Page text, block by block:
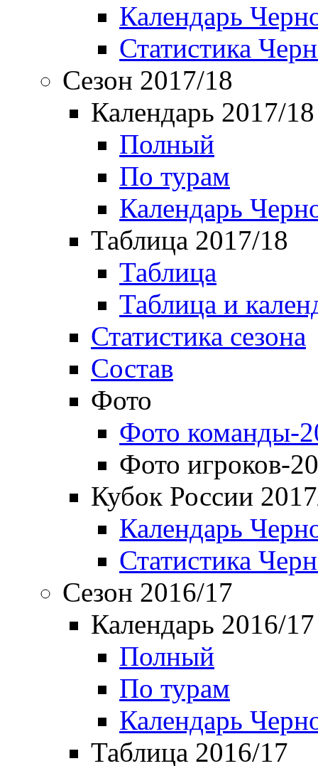
Календарь
Статистика
Сезон 2017/18
Календарь 2017/18
Полный
По турам
Календарь
Таблица 2017/18
Таблица
Таблица и
Статистика сезона
Состав
Фото
Фото команды-
Фото игроков-
Кубок России
Календарь
Статистика
Сезон 2016/17
Календарь 2016/17
Полный
По турам
Календарь
Таблица 2016/17